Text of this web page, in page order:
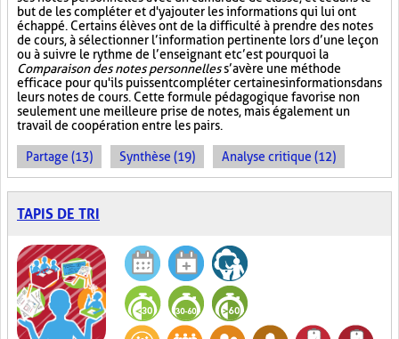
but de les compléter et d'y ajouter les informations qui lui ont
échappé. Certains élèves ont de la difficulté à prendre des notes
de cours, à sélectionner l’information pertinente lors d’une leçon
ou à suivre le rythme de l’enseignant et c’est pourquoi la
Comparaison des notes personnelless’avère une méthode
efficace pour qu'ils puissent compléter certaines informations dans
leurs notes de cours. Cette formule pédagogique favorise non
seulement une meilleure prise de notes, mais également un
travail de coopération entre les pairs.
Partage (13) Synthèse (19) Analyse critique (12)
TAPIS DE TRI